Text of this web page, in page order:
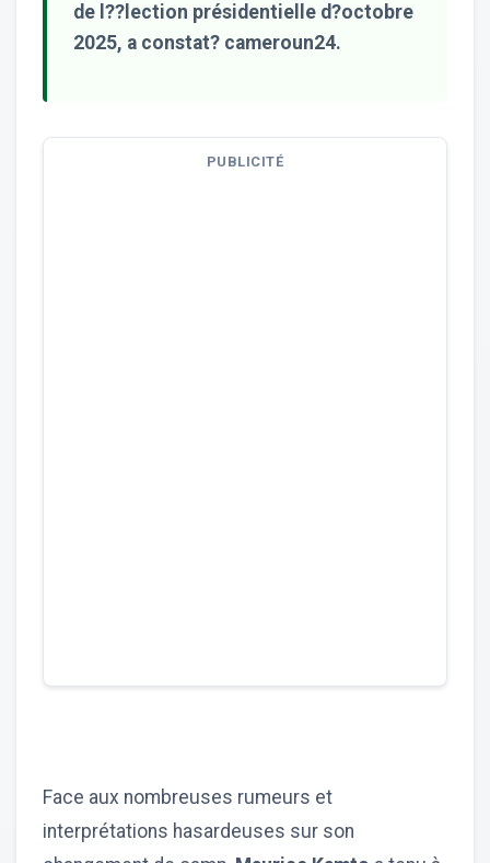
de l??lection présidentielle d?octobre
2025, a constat? cameroun24.
PUBLICITÉ
Face aux nombreuses rumeurs et
interprétations hasardeuses sur son